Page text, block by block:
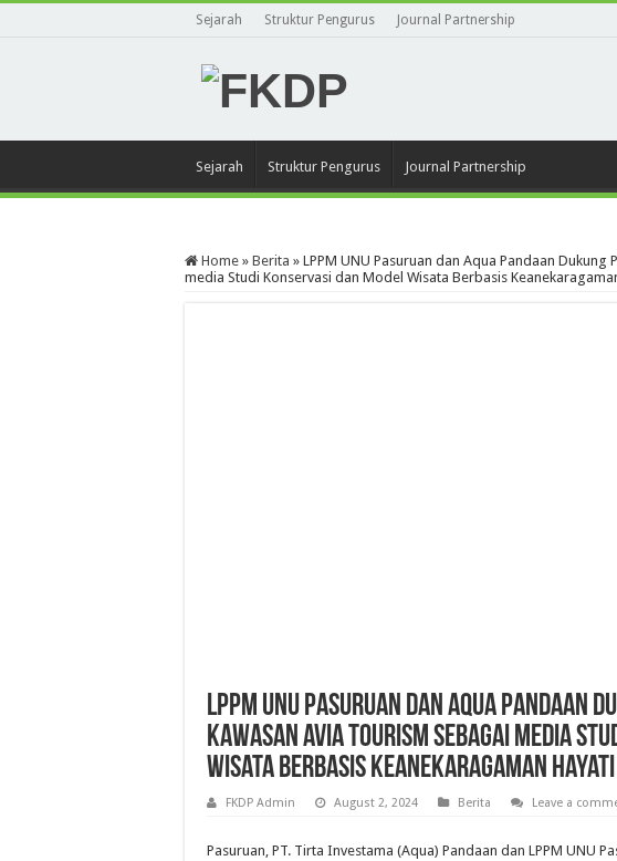
Sejarah Struktur Pengurus Journal Partnership
Sejarah Struktur Pengurus Journal Partnership
Home » Berita » LPPM UNU Pasuruan dan Aqua Pandaan
media Studi Konservasi dan Model Wisata Berbasis
LPPM UNU Pasuruan dan Aqua Pandaan
Kawasan Avia Tourism sebagai media
Wisata Berbasis Keanekaragaman
FKDP Admin August 2, 2024 Berita Leave a
Pasuruan, PT. Tirta Investama (Aqua) Pandaan dan LPPM UNU